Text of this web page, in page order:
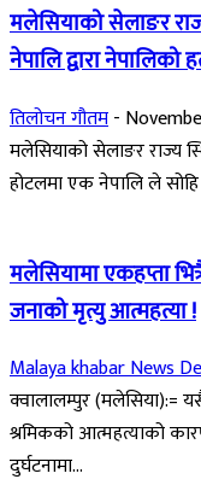
मलेसियाको सेलाङर
नेपालि द्वारा नेपालिको
तिलोचन गौतम-
मलेसियाको सेलाङर राज्य
होटलमा एक नेपालि ले
मलेसियामा एकहप्ता
जनाको मृत्यु आत्महत्या !
Malaya khabar News
क्वालालम्पुर (मलेसिया):=
श्रमिकको आत्महत्याको
दुर्घटनामा...